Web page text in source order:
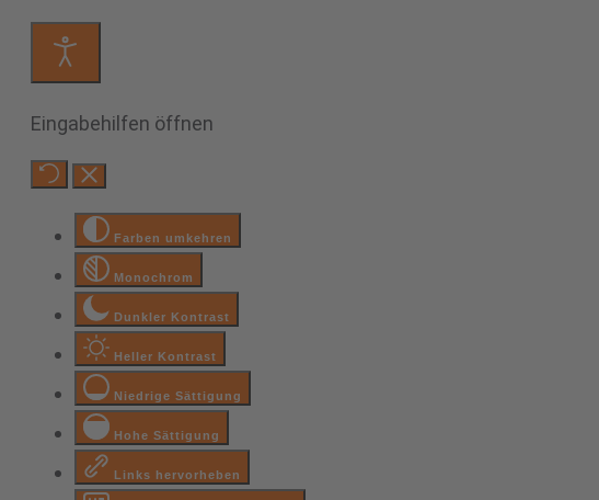
Eingabehilfen öffnen
Farben umkehren
Monochrom
Dunkler Kontrast
Heller Kontrast
Niedrige Sättigung
Hohe Sättigung
Links hervorheben